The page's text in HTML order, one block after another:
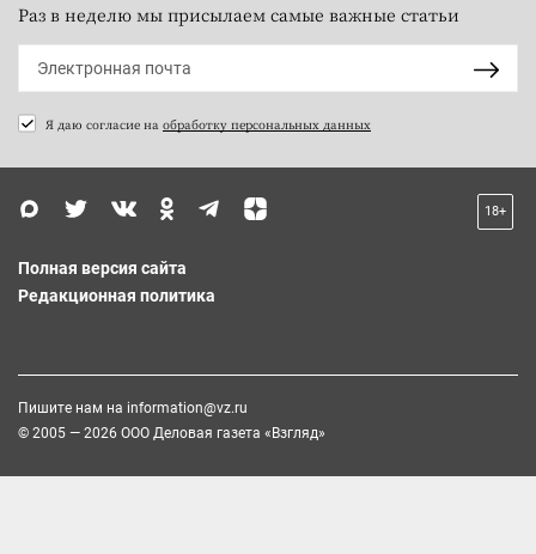
Раз в неделю мы присылаем самые важные статьи
Я даю согласие на обработку персональных данных
18+
Полная версия сайта
Редакционная политика
Пишите нам на information@vz.ru
© 2005 — 2026 ООО Деловая газета «Взгляд»